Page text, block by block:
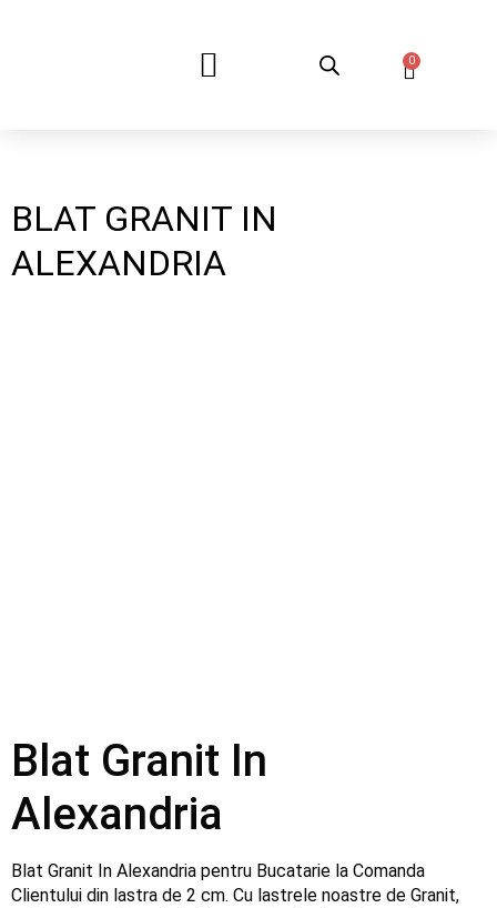
0
BLAT GRANIT IN
ALEXANDRIA
Blat Granit In
Alexandria
Blat Granit In Alexandria pentru Bucatarie la Comanda
Clientului din lastra de 2 cm. Cu lastrele noastre de Granit,